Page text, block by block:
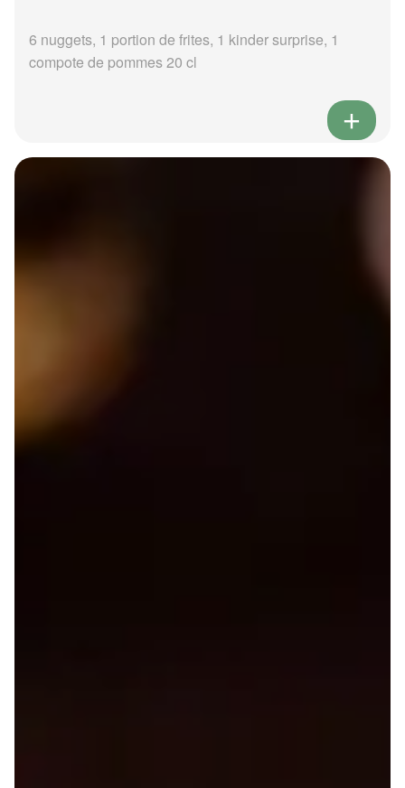
6 nuggets, 1 portion de frites, 1 kinder surprise, 1
compote de pommes 20 cl